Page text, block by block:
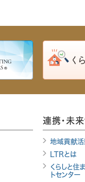
連携・未来
地域貢献活
LTRとは
くらしと住
トセンター